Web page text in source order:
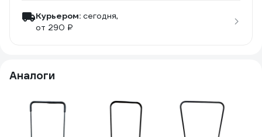
Курьером: сегодня,
от 290 ₽
Аналоги